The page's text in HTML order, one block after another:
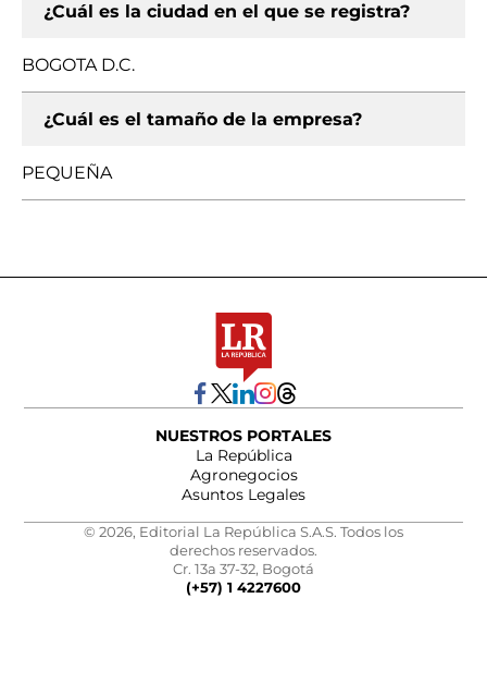
¿Cuál es la ciudad en el que se registra?
BOGOTA D.C.
¿Cuál es el tamaño de la empresa?
PEQUEÑA
NUESTROS PORTALES
La República
Agronegocios
Asuntos Legales
© 2026, Editorial La República S.A.S. Todos los
derechos reservados.
Cr. 13a 37-32, Bogotá
(+57) 1 4227600